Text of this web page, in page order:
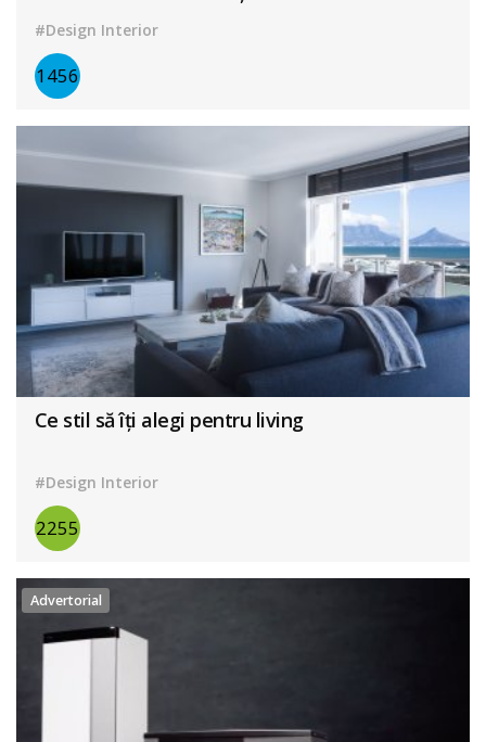
#Design Interior
1456
Ce stil să îți alegi pentru living
#Design Interior
2255
Advertorial